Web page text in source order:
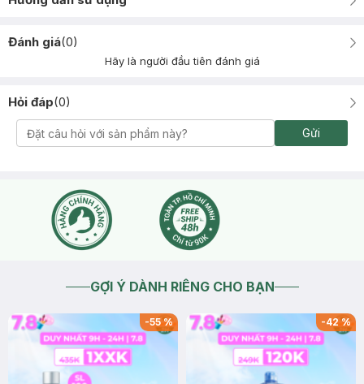
Đánh giá(0)
Hãy là người đầu tiên đánh giá
Hỏi đáp(0)
Gửi
GỢI Ý DÀNH RIÊNG CHO BẠN
-55% -42%